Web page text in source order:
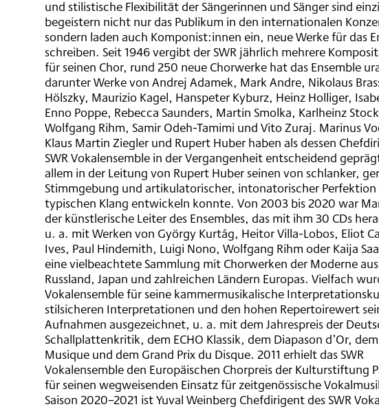
und stilistische Flexibilität der Sängerinnen und Sänger sind
begeistern nicht nur das Publikum in den internationalen
sondern laden auch Komponist:innen ein, neue Werke für das
schreiben. Seit 1946 vergibt der SWR jährlich mehrere
für seinen Chor, rund 250 neue Chorwerke hat das Ensemble
darunter Werke von Andrej Adamek, Mark Andre, Nikolaus
Hölszky, Maurizio Kagel, Hanspeter Kyburz, Heinz Holliger,
Enno Poppe, Rebecca Saunders, Martin Smolka, Karlheinz
Wolfgang Rihm, Samir Odeh-Tamimi und Vito Zuraj. Marinus
Klaus Martin Ziegler und Rupert Huber haben als dessen
SWR Vokalensemble in der Vergangenheit entscheidend
allem in der Leitung von Rupert Huber seinen von schlanker,
Stimmgebung und artikulatorischer, intonatorischer
typischen Klang entwickeln konnte. Von 2003 bis 2020 war
der künstlerische Leiter des Ensembles, das mit ihm 30 CDs
u. a. mit Werken von György Kurtág, Heitor Villa-Lobos, Eliot
Ives, Paul Hindemith, Luigi Nono, Wolfgang Rihm oder Kaija
eine vielbeachtete Sammlung mit Chorwerken der Moderne
Russland, Japan und zahlreichen Ländern Europas. Vielfach
Vokalensemble für seine kammermusikalische
stilsicheren Interpretationen und den hohen Repertoirewert
Aufnahmen ausgezeichnet, u. a. mit dem Jahrespreis der
Schallplattenkritik, dem ECHO Klassik, dem Diapason d’Or,
Musique und dem Grand Prix du Disque. 2011 erhielt das SWR
Vokalensemble den Europäischen Chorpreis der Kulturstiftung
für seinen wegweisenden Einsatz für zeitgenössische
Saison 2020–2021 ist Yuval Weinberg Chefdirigent des SWR